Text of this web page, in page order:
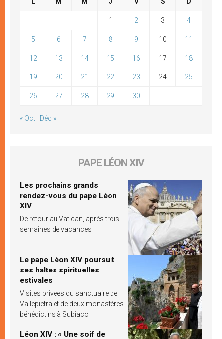
1 2 3 4
5 6 7 8 9 10 11
12 13 14 15 16 17 18
19 20 21 22 23 24 25
26 27 28 29 30
« Oct Déc »
PAPE LÉON XIV
Les prochains grands
rendez-vous du pape Léon
XIV
De retour au Vatican, après trois
semaines de vacances
Le pape Léon XIV poursuit
ses haltes spirituelles
estivales
Visites privées du sanctuaire de
Vallepietra et de deux monastères
bénédictins à Subiaco
Léon XIV : « Une soif de